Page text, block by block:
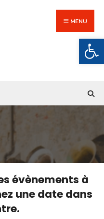
MENU
évènements à
une date dans